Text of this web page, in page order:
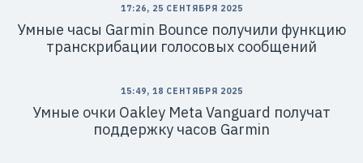
17:26, 25 СЕНТЯБРЯ 2025
Умные часы Garmin Bounce получили функцию
транскрибации голосовых сообщений
15:49, 18 СЕНТЯБРЯ 2025
Умные очки Oakley Meta Vanguard получат
поддержку часов Garmin